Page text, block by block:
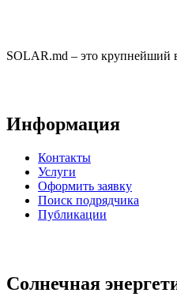
SOLAR.md – это крупнейший
Информация
Контакты
Услуги
Оформить заявку
Поиск подрядчика
Публикации
Солнечная